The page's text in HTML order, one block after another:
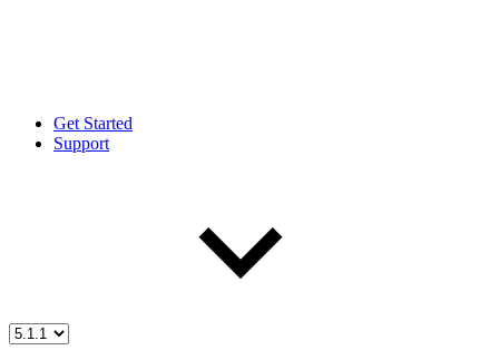
Get Started
Support